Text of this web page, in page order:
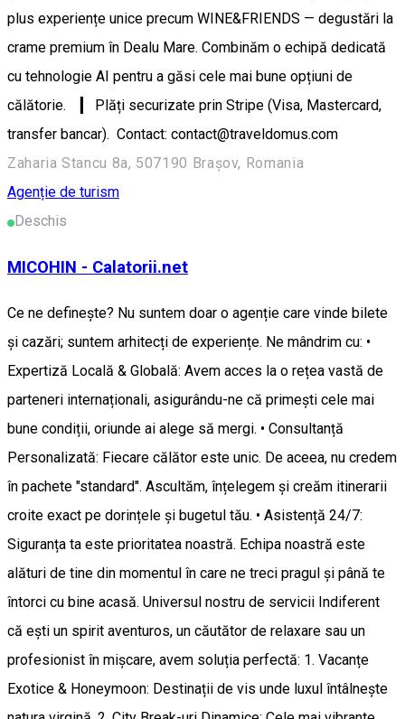
plus experiențe unice precum WINE&FRIENDS — degustări la
crame premium în Dealu Mare. Combinăm o echipă dedicată
cu tehnologie AI pentru a găsi cele mai bune opțiuni de
călătorie. ▎ Plăți securizate prin Stripe (Visa, Mastercard,
transfer bancar). Contact: contact@traveldomus.com
Zaharia Stancu 8a, 507190 Brașov, Romania
Agenție de turism
Deschis
MICOHIN - Calatorii.net
Ce ne definește? Nu suntem doar o agenție care vinde bilete
și cazări; suntem arhitecți de experiențe. Ne mândrim cu: •
Expertiză Locală & Globală: Avem acces la o rețea vastă de
parteneri internaționali, asigurându-ne că primești cele mai
bune condiții, oriunde ai alege să mergi. • Consultanță
Personalizată: Fiecare călător este unic. De aceea, nu credem
în pachete "standard". Ascultăm, înțelegem și creăm itinerarii
croite exact pe dorințele și bugetul tău. • Asistență 24/7:
Siguranța ta este prioritatea noastră. Echipa noastră este
alături de tine din momentul în care ne treci pragul și până te
întorci cu bine acasă. Universul nostru de servicii Indiferent
că ești un spirit aventuros, un căutător de relaxare sau un
profesionist în mișcare, avem soluția perfectă: 1. Vacanțe
Exotice & Honeymoon: Destinații de vis unde luxul întâlnește